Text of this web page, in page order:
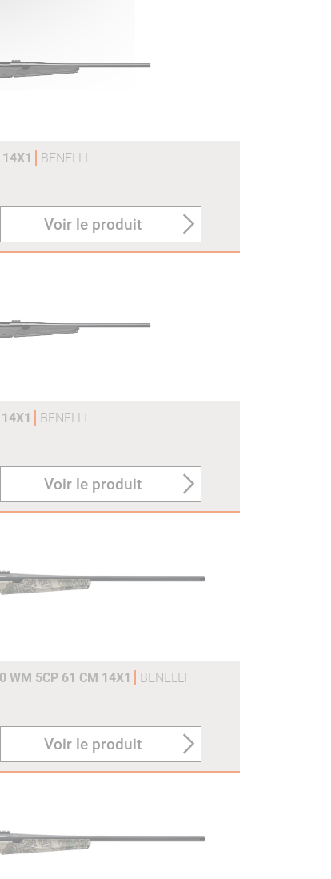
BENELLI
Voir le produit
BENELLI
Voir le produit
WM 5CP 61 CM 14X1 BENELLI
Voir le produit